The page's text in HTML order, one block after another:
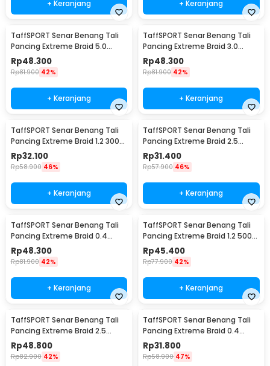
+ Keranjang + Keranjang
TaffSPORT Senar Benang Tali
Pancing Extreme Braid 5.0
500M - FM-PEL
Rp48.300
Rp81.900 42%
+ Keranjang
TaffSPORT Senar Benang Tali
Pancing Extreme Braid 3.0
500M - FM-PEL
Rp48.300
Rp81.900 42%
+ Keranjang
TaffSPORT Senar Benang Tali
Pancing Extreme Braid 1.2 300M
- FM-PEL
Rp32.100
Rp58.900 46%
+ Keranjang
TaffSPORT Senar Benang Tali
Pancing Extreme Braid 2.5
300M - FM-PEL
Rp31.400
Rp57.900 46%
+ Keranjang
TaffSPORT Senar Benang Tali
Pancing Extreme Braid 0.4
500M - FM-PEL
Rp48.300
Rp81.900 42%
+ Keranjang
TaffSPORT Senar Benang Tali
Pancing Extreme Braid 1.2 500M
- FM-PEL
Rp45.400
Rp77.900 42%
+ Keranjang
TaffSPORT Senar Benang Tali
Pancing Extreme Braid 2.5
500M - FM-PEL
Rp48.800
Rp82.900 42%
TaffSPORT Senar Benang Tali
Pancing Extreme Braid 0.4
300M - FM-PEL
Rp31.800
Rp58.900 47%